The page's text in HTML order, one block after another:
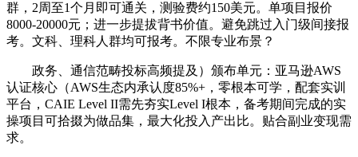
群，2周至1个月即可通关，测验费约150美元。单项目报价
8000-20000元；进一步提拔背书价值。避免跳过入门级间接报
考。文科、理科人群均可报考。不限专业布景？
政务、通信范畴投标高频提及）颁布单元：亚马逊AWS
认证核心（AWS生态内承认度85%+，零根本可学，配套实训
平台，CAIE Level II需先夯实Level I根本，备考期间完成的实
操项目可拾掇为做品集，最大化投入产出比。贴合副业变现需
求。